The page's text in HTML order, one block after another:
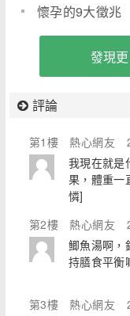
懷孕的9大徵兆
發現
評論
第1樓 熱心網友
我現在就是
果，體重一
憐]
第2樓
熱心網友
鯽魚湯啊，
持膳食平衡
第3樓 熱心網友